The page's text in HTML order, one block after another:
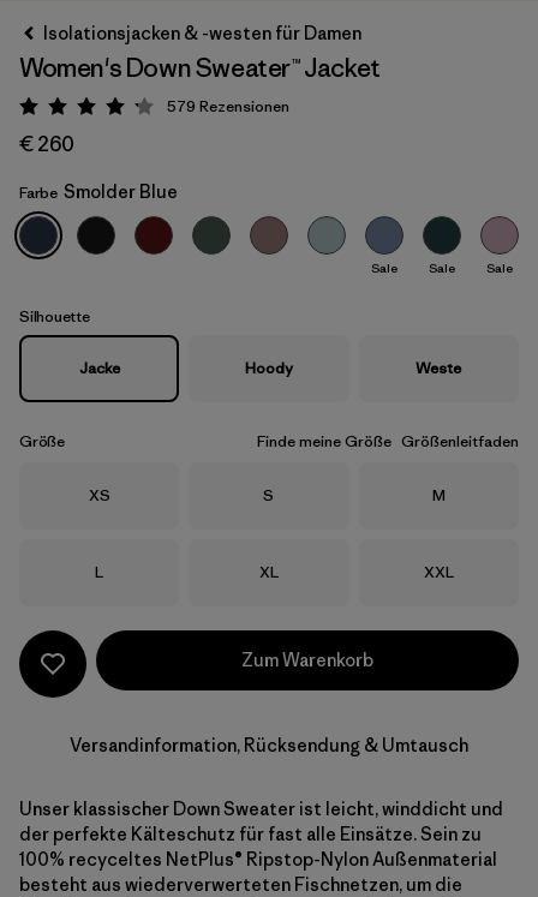
Smolder Blue
Isolationsjacken & -westen für Damen
Women's Down Sweater™ Jacket
Bewertung: 4.2 / 5
579 Rezensionen
€ 260
Farbe Smolder Blue
Sale Sale Sale
Silhouette
Jacke Hoody Weste
Größe Finde meine Größe Größenleitfaden
Größe
XS Größe
S Größe
M
Größe
L Größe
XL Größe
XXL
Zum Warenkorb
Versandinformation, Rücksendung & Umtausch
Unser klassischer Down Sweater ist leicht, winddicht und
der perfekte Kälteschutz für fast alle Einsätze. Sein zu
100% recyceltes NetPlus® Ripstop-Nylon Außenmaterial
besteht aus wiederverwerteten Fischnetzen, um die